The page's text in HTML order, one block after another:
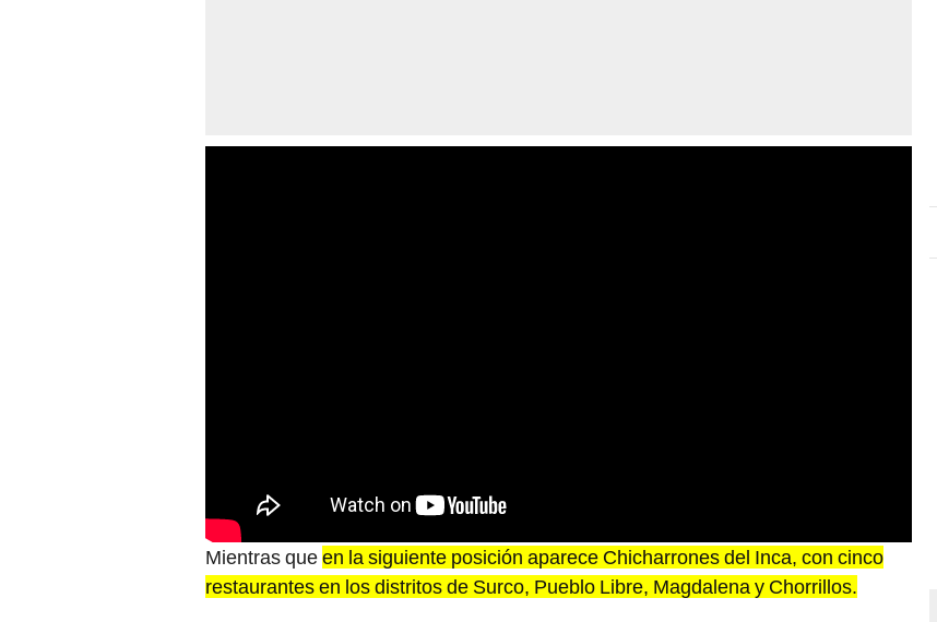
Mientras queen la siguiente posición aparece Chicharrones del Inca, con cinco
restaurantes en los distritos de Surco, Pueblo Libre, Magdalena y Chorrillos.